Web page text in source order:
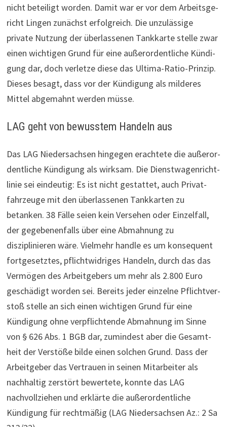
nicht beteiligt worden. Damit war er vor dem Arbeits­ge­
richt Lingen zunächst erfolg­reich. Die unzu­läs­sige
private Nutzung der über­las­senen Tank­karte stelle zwar
einen wich­tigen Grund für eine außer­or­dent­li­che Kün­di­
gung dar, doch ver­letze diese das Ultima-Ratio-Prinzip.
Dieses besagt, dass vor der Kün­di­gung als mil­deres
Mittel abgemahnt werden müsse.
LAG geht von bewusstem Handeln aus
Das LAG Nie­der­sachsen hingegen erachtete die außer­or­
dent­liche Kün­di­gung als wirksam. Die Dienst­wa­gen­richt­
linie sei eindeutig: Es ist nicht gestattet, auch Pri­vat­
fahr­zeuge mit den über­las­senen Tank­karten zu
betanken. 38 Fälle seien kein Versehen oder Einzelfall,
der gegebenenfalls über eine Abmahnung zu
disziplinieren wäre. Vielmehr handle es um konsequent
fortgesetztes, pflichtwidriges Handeln, durch das das
Ver­mögen des Arbeit­ge­bers um mehr als 2.800 Euro
geschä­digt worden sei. Bereits jeder ein­zelne Pflicht­ver­
stoß stelle an sich einen wich­tigen Grund für eine
Kündigung ohne verpflichtende Abmahnung im Sinne
von § 626 Abs. 1 BGB dar, zumin­dest aber die Gesamt­
heit der Ver­stöße bilde einen solchen Grund. Dass der
Arbeitgeber das Vertrauen in seinen Mitarbeiter als
nachhaltig zerstört bewertete, konnte das LAG
nachvollziehen und erklärte die außerordentliche
Kündigung für rechtmäßig (LAG Nie­der­sa­chsen Az.: 2 Sa